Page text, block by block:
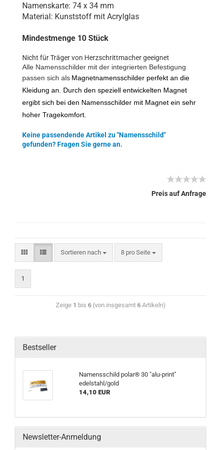
Namenskarte: 74 x 34 mm
Material: Kunststoff mit Acrylglas
Mindestmenge 10 Stück
Nicht für Träger von Herzschrittmacher geeignet
Alle Namensschilder mit der integrierten Befestigung
passen sich als Magnetnamensschilder perfekt an die
Kleidung an. Durch den speziell entwickelten Magnet
ergibt sich bei den Namensschilder mit Magnet ein sehr
hoher Tragekomfort.
Keine passendende Artikel zu "Namensschild"
gefunden? Fragen Sie gerne an.
Preis auf Anfrage
Sortieren nach 8 pro Seite
1
Zeige 1 bis 6(von insgesamt 6Artikeln)
Bestseller
Namensschild polar® 30 "alu-print"
edelstahl/gold
14,10 EUR
Newsletter-Anmeldung